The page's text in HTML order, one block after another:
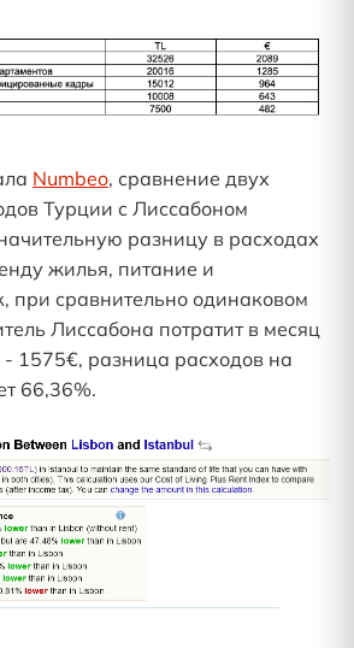
Numbeo, сравнение двух
Турции с Лиссабоном
разницу в расходах
жилья, питание и
при сравнительно одинаковом
Лиссабона потратит в месяц
1575€, разница расходов на
66,36%.